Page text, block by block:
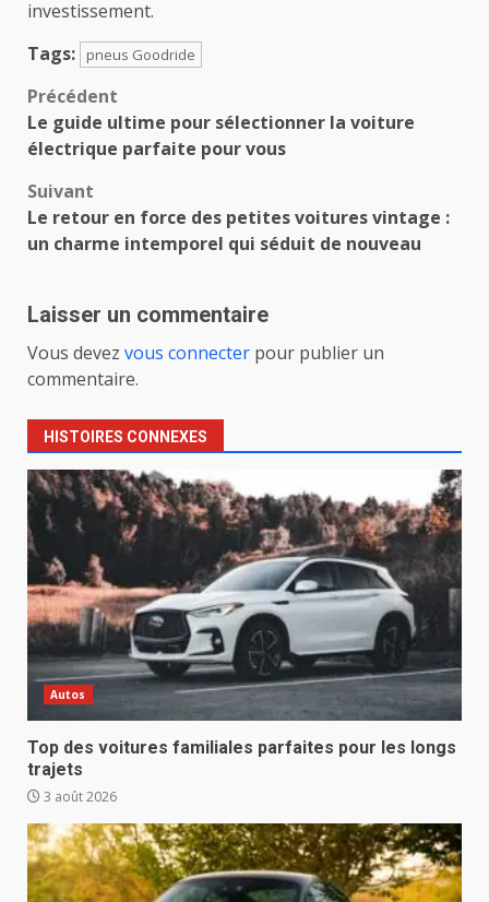
investissement.
Tags:
pneus Goodride
Navigation
d’article
Précédent
Le guide ultime pour sélectionner la voiture
électrique parfaite pour vous
Suivant
Le retour en force des petites voitures vintage :
un charme intemporel qui séduit de nouveau
Laisser un commentaire
Vous devez vous connecter pour publier un
commentaire.
HISTOIRES CONNEXES
Autos
Top des voitures familiales parfaites pour les longs
trajets
3 août 2026